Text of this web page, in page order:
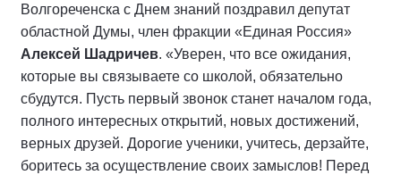
Волгореченска с Днем знаний поздравил депутат
областной Думы, член фракции «Единая Россия»
Алексей Шадричев. «Уверен, что все ожидания,
которые вы связываете со школой, обязательно
сбудутся. Пусть первый звонок станет началом года,
полного интересных открытий, новых достижений,
верных друзей. Дорогие ученики, учитесь, дерзайте,
боритесь за осуществление своих замыслов! Перед